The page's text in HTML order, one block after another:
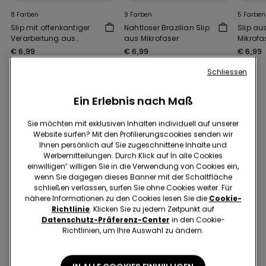
8 Farben
Slip mit offenkantiger
Verarbeitung aus
recycelter Mikrofaser
€ 6,99
9 Farben
Nahtloser Brazilian Slip
aus Mikrofaser
€ 6,99
5 Farben
Slip
€ 6,99
Das könnte Dir auch gefallen
Ein Erlebnis nach Maß
Sie möchten mit exklusiven Inhalten individuell auf unserer
Website surfen? Mit den Profilierungscookies senden wir
Ihnen persönlich auf Sie zugeschnittene Inhalte und
Werbemitteilungen. Durch Klick auf In alle Cookies
einwilligen‟ willigen Sie in die Verwendung von Cookies ein,
wenn Sie dagegen dieses Banner mit der Schaltfläche
schließen verlassen, surfen Sie ohne Cookies weiter. Für
nähere Informationen zu den Cookies lesen Sie die Cookie-
Richtlinie. Klicken Sie zu jedem Zeitpunkt auf
Datenschutz-Präferenz-Center in den Cookie-
Richtlinien, um Ihre Auswahl zu ändern.
Schliessen